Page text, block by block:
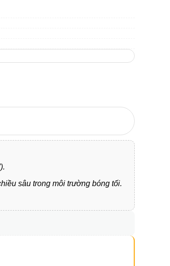
sâu trong môi trường bóng tối.